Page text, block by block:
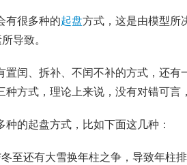
有很多种的起盘方式，这是由模型所
导致。
置闰、拆补、不闰不补的方式，还有
方式，理论上来说，没有对错可言
种的起盘方式，比如下面这几种：
至还有大雪换年柱之争，导致年柱